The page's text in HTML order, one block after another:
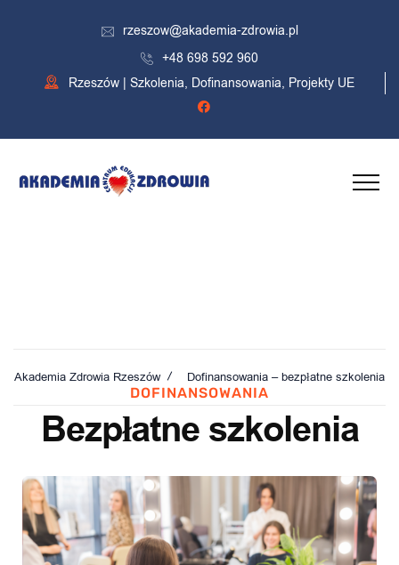
rzeszow@akademia-zdrowia.pl
+48 698 592 960
Rzeszów | Szkolenia, Dofinansowania, Projekty UE
Akademia Zdrowia Rzeszów Dofinansowania – bezpłatne szkolenia
DOFINANSOWANIA
Bezpłatne szkolenia